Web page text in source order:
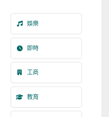
娛樂
即時
工商
教育